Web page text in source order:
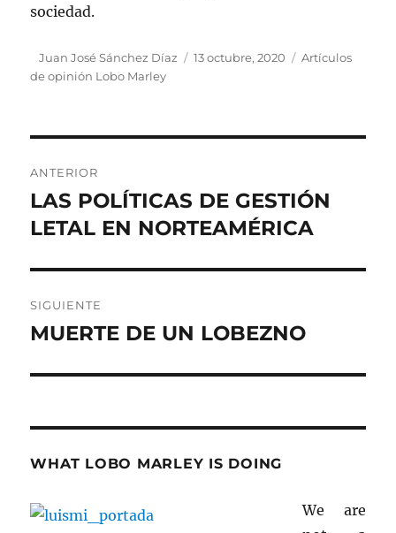
sociedad.
Autor
Juan José Sánchez Díaz
Publicado
13 octubre, 2020 Categorías
Artículos
de opinión Lobo Marley
de
entradas
ANTERIOR
Entrada
anterior:
LAS POLÍTICAS DE GESTIÓN
LETAL EN NORTEAMÉRICA
SIGUIENTE
Entrada
MUERTE DE UN LOBEZNO
WHAT LOBO MARLEY IS DOING
We are